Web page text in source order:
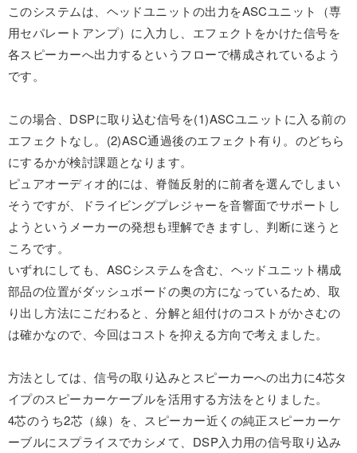
このシステムは、ヘッドユニットの出力をASCユニット（専
用セパレートアンプ）に入力し、エフェクトをかけた信号を
各スピーカーへ出力するというフローで構成されているよう
です。
この場合、DSPに取り込む信号を(1)ASCユニットに入る前の
エフェクトなし。(2)ASC通過後のエフェクト有り。のどちら
にするかが検討課題となります。
ピュアオーディオ的には、脊髄反射的に前者を選んでしまい
そうですが、ドライビングプレジャーを音響面でサポートし
ようというメーカーの発想も理解できますし、判断に迷うと
ころです。
いずれにしても、ASCシステムを含む、ヘッドユニット構成
部品の位置がダッシュボードの奥の方になっているため、取
り出し方法にこだわると、分解と組付けのコストがかさむの
は確かなので、今回はコストを抑える方向で考えました。
方法としては、信号の取り込みとスピーカーへの出力に4芯タ
イプのスピーカーケーブルを活用する方法をとりました。
4芯のうち2芯（線）を、スピーカー近くの純正スピーカーケ
ーブルにスプライスでカシメて、DSP入力用の信号取り込み